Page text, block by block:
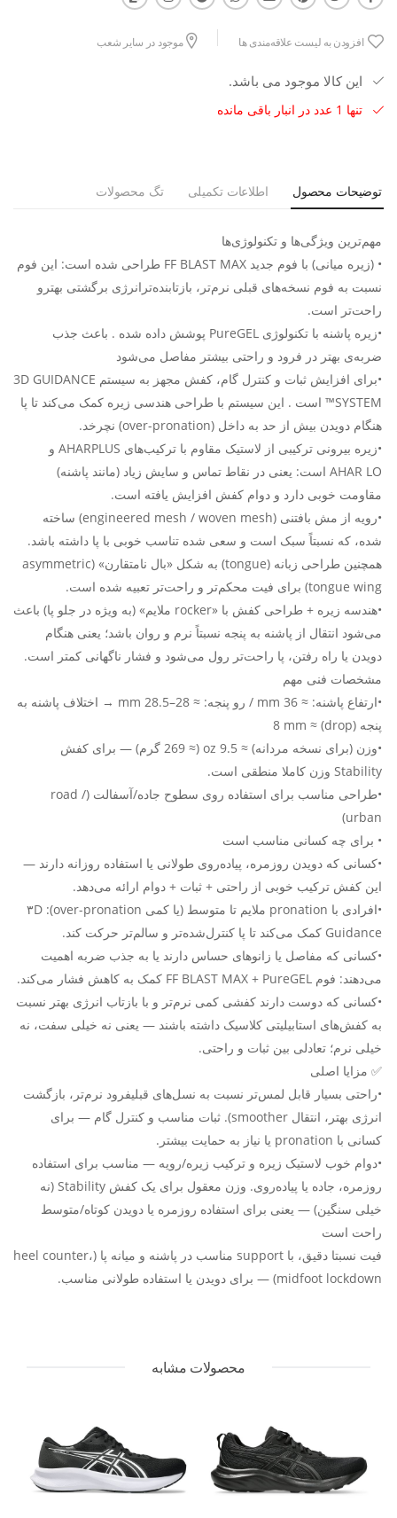
افزودن به لیست علاقه‌مندی ها موجود در سایر شعب
این کالا موجود می باشد.
تنها 1 عدد در انبار باقی مانده
توضیحات محصول اطلاعات تکمیلی تگ محصولات
مهم‌ترین ویژگی‌ها و تکنولوژی‌ها
• (زیره میانی) با فوم جدید FF BLAST MAX طراحی شده است: این فوم
نسبت به فوم نسخه‌های قبلی نرم‌تر، بازتابنده‌ترانرژی برگشتی بهترو
راحت‌تر است.
•زیره پاشنه با تکنولوژی PureGEL پوشش داده شده . باعث جذب
ضربه‌ی بهتر در فرود و راحتی بیشتر مفاصل می‌شود
•برای افزایش ثبات و کنترل گام، کفش مجهز به سیستم 3D GUIDANCE
SYSTEM™ است . این سیستم با طراحی هندسی زیره کمک می‌کند تا پا
هنگام دویدن بیش از حد به داخل (over-pronation) نچرخد.
•زیره بیرونی ترکیبی از لاستیک مقاوم با ترکیب‌های AHARPLUS و
AHAR LO است: یعنی در نقاط تماس و سایش زیاد (مانند پاشنه)
مقاومت خوبی دارد و دوام کفش افزایش یافته است.
•رویه از مش بافتنی (engineered mesh / woven mesh) ساخته
شده، که نسبتاً سبک است و سعی شده تناسب خوبی با پا داشته باشد.
همچنین طراحی زبانه (tongue) به شکل «بال نامتقارن» (asymmetric
tongue wing) برای فیت محکم‌تر و راحت‌تر تعبیه شده است.
•هندسه زیره + طراحی کفش با «rocker ملایم» (به ویژه در جلو پا) باعث
می‌شود انتقال از پاشنه به پنجه نسبتاً نرم و روان باشد؛ یعنی هنگام
دویدن یا راه رفتن، پا راحت‌تر رول می‌شود و فشار ناگهانی کمتر است.
مشخصات فنی مهم
•ارتفاع پاشنه: ≈ 36 mm / رو پنجه: ≈ 28–28.5 mm → اختلاف پاشنه به
پنجه (drop) ≈ 8 mm
•وزن (برای نسخه مردانه) ≈ 9.5 oz (≈ 269 گرم) — برای کفش
Stability وزن کاملا منطقی است.
•طراحی مناسب برای استفاده روی سطوح جاده/آسفالت (road /
urban)
• برای چه کسانی مناسب است
•کسانی که دویدن روزمره، پیاده‌روی طولانی یا استفاده روزانه دارند —
این کفش ترکیب خوبی از راحتی + ثبات + دوام ارائه می‌دهد.
•افرادی با pronation ملایم تا متوسط (یا کمی over-pronation): ۳D
Guidance کمک می‌کند تا پا کنترل‌شده‌تر و سالم‌تر حرکت کند.
•کسانی که مفاصل یا زانوهای حساس دارند یا به جذب ضربه اهمیت
می‌دهند: فوم FF BLAST MAX + PureGEL کمک به کاهش فشار می‌کند.
•کسانی که دوست دارند کفشی کمی نرم‌تر و با بازتاب انرژی بهتر نسبت
به کفش‌های استابیلیتی کلاسیک داشته باشند — یعنی نه خیلی سفت، نه
خیلی نرم؛ تعادلی بین ثبات و راحتی.
✅ مزایا اصلی
•راحتی بسیار قابل لمس‌تر نسبت به نسل‌های قبلیفرود نرم‌تر، بازگشت
انرژی بهتر، انتقال smoother). ثبات مناسب و کنترل گام — برای
کسانی با pronation یا نیاز به حمایت بیشتر.
•دوام خوب لاستیک زیره و ترکیب زیره/رویه — مناسب برای استفاده
روزمره، جاده یا پیاده‌روی. وزن معقول برای یک کفش Stability (نه
خیلی سنگین) — یعنی برای استفاده روزمره یا دویدن کوتاه/متوسط
راحت است
فیت نسبتا دقیق، با support مناسب در پاشنه و میانه پا (heel counter،
midfoot lockdown) — برای دویدن یا استفاده طولانی مناسب.
محصولات مشابه